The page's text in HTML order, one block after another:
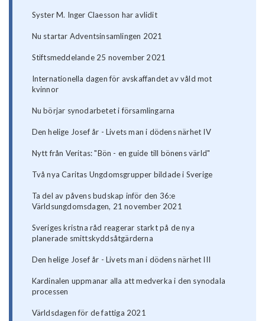
Syster M. Inger Claesson har avlidit
Nu startar Adventsinsamlingen 2021
Stiftsmeddelande 25 november 2021
Internationella dagen för avskaffandet av våld mot
kvinnor
Nu börjar synodarbetet i församlingarna
Den helige Josef år - Livets man i dödens närhet IV
Nytt från Veritas: "Bön - en guide till bönens värld"
Två nya Caritas Ungdomsgrupper bildade i Sverige
Ta del av påvens budskap inför den 36:e
Världsungdomsdagen, 21 november 2021
Sveriges kristna råd reagerar starkt på de nya
planerade smittskyddsåtgärderna
Den helige Josef år - Livets man i dödens närhet III
Kardinalen uppmanar alla att medverka i den synodala
processen
Världsdagen för de fattiga 2021